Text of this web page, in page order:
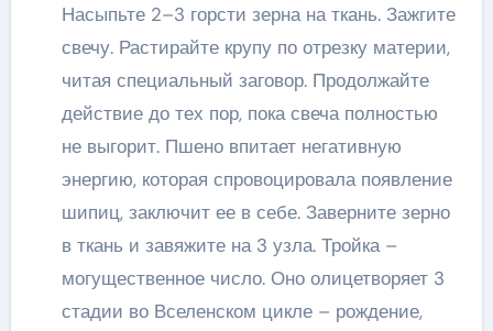
Насыпьте 2–3 горсти зерна на ткань. Зажгите
свечу. Растирайте крупу по отрезку материи,
читая специальный заговор. Продолжайте
действие до тех пор, пока свеча полностью
не выгорит. Пшено впитает негативную
энергию, которая спровоцировала появление
шипиц, заключит ее в себе. Заверните зерно
в ткань и завяжите на 3 узла. Тройка –
могущественное число. Оно олицетворяет 3
стадии во Вселенском цикле – рождение,